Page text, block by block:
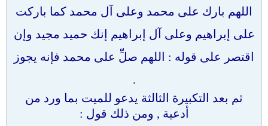
اللهم بارك على محمد وعلى آل محمد كما باركت
على إبراهيم وعلى آل إبراهيم إنك حميد مجيد وإن
اقتصر على قوله : اللهم صلِّ على محمد فإنه يجوز
.
ثم بعد التكبيرة الثالثة يدعو للميت بما ورد من
أدعية , ومن ذلك قول :